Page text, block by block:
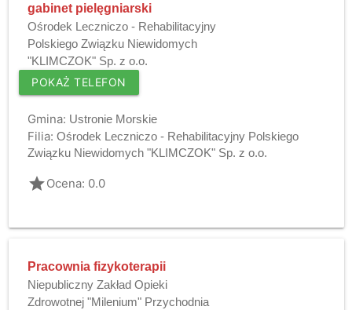
gabinet pielęgniarski
Ośrodek Leczniczo - Rehabilitacyjny
Polskiego Związku Niewidomych
"KLIMCZOK" Sp. z o.o.
POKAŻ TELEFON
Gmina: Ustronie Morskie
Filia: Ośrodek Leczniczo - Rehabilitacyjny Polskiego
Związku Niewidomych "KLIMCZOK" Sp. z o.o.
gradeOcena: 0.0
Pracownia fizykoterapii
Niepubliczny Zakład Opieki
Zdrowotnej "Milenium" Przychodnia